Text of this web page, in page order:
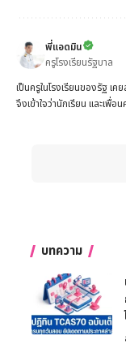
พี่แอดมิน
ครูโรงเรียนรัฐบาล
เป็นครูในโรงเรียนของรัฐ
จึงเข้าใจว่านักเรียน และเพื่อ
When
บทความ